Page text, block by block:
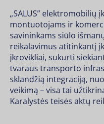
„SALUS” elektromobilių
montuotojams ir
savininkams siūlo
reikalavimus atitinkantį
įkrovikliai, sukurti
tvaraus transporto
sklandžią integraciją,
veikimą – visa tai
Karalystės teisės aktų